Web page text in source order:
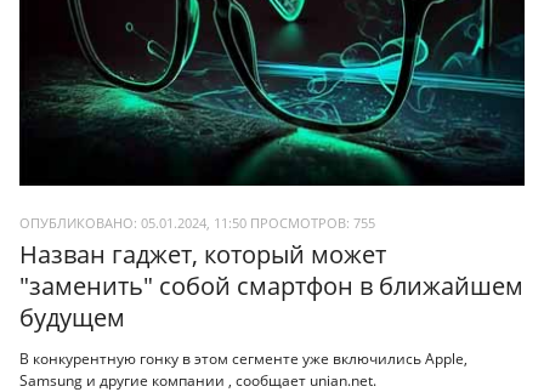
ОПУБЛИКОВАНО: 05.01.2024, 11:50 ПРОСМОТРОВ: 755
Назван гаджет, который может
"заменить" собой смартфон в ближайшем
будущем
В конкурентную гонку в этом сегменте уже включились Apple,
Samsung и другие компании , сообщает unian.net.